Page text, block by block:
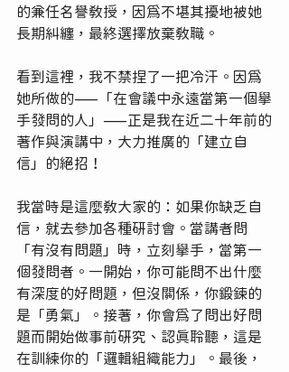
的兼任名譽教授，因為不堪其擾地被她
長期糾纏，最終選擇放棄教職。
看到這裡，我不禁捏了一把冷汗。因為
她所做的——「在會議中永遠當第一個舉
手發問的人」——正是我在近二十年前的
著作與演講中，大力推廣的「建立自
信」的絕招！
我當時是這麼教大家的：如果你缺乏自
信，就去參加各種研討會。當講者問
「有沒有問題」時，立刻舉手，當第一
個發問者。一開始，你可能問不出什麼
有深度的好問題，但沒關係，你鍛鍊的
是「勇氣」。接著，你會為了問出好問
題而開始做事前研究、認真聆聽，這是
在訓練你的「邏輯組織能力」。最後，